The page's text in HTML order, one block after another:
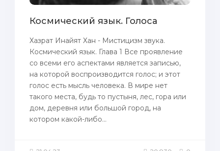
Космический язык. Голоса
Хазрат Инайят Хан - Мистицизм звука.
Космический язык. Глава 1 Все проявление
со всеми его аспектами является записью,
на которой воспроизводится голос; и этот
голос есть мысль человека. В мире нет
такого места, будь то пустыня, лес, гора или
дом, деревня или большой город, на
котором какой-либо...